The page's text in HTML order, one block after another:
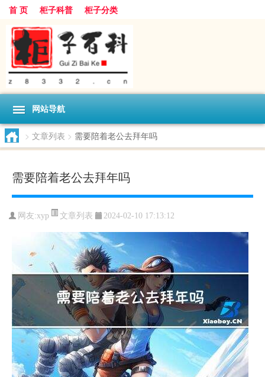
首 页 柜子科普 柜子分类
网站导航
> 文章列表 > 需要陪着老公去拜年吗
需要陪着老公去拜年吗
网友:xyp 文章列表 2024-02-10 17:13:12